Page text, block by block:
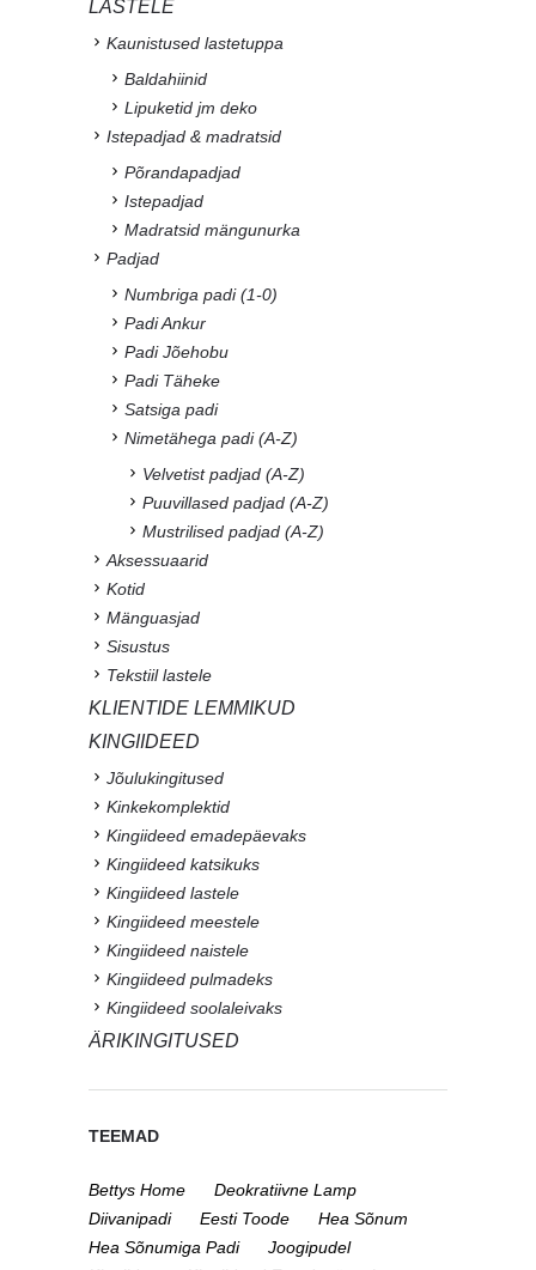
LASTELE
Kaunistused lastetuppa
Baldahiinid
Lipuketid jm deko
Istepadjad & madratsid
Põrandapadjad
Istepadjad
Madratsid mängunurka
Padjad
Numbriga padi (1-0)
Padi Ankur
Padi Jõehobu
Padi Täheke
Satsiga padi
Nimetähega padi (A-Z)
Velvetist padjad (A-Z)
Puuvillased padjad (A-Z)
Mustrilised padjad (A-Z)
Aksessuaarid
Kotid
Mänguasjad
Sisustus
Tekstiil lastele
KLIENTIDE LEMMIKUD
KINGIIDEED
Jõulukingitused
Kinkekomplektid
Kingiideed emadepäevaks
Kingiideed katsikuks
Kingiideed lastele
Kingiideed meestele
Kingiideed naistele
Kingiideed pulmadeks
Kingiideed soolaleivaks
ÄRIKINGITUSED
TEEMAD
Bettys Home
Deokratiivne Lamp
Diivanipadi
Eesti Toode
Hea Sõnum
Hea Sõnumiga Padi
Joogipudel